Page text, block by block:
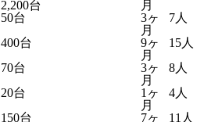
2,200台
月
50台
3ヶ
月
7人
400台
9ヶ
月
15人
70台
3ヶ
月
8人
20台
1ヶ
月
4人
150台 7ヶ 11人